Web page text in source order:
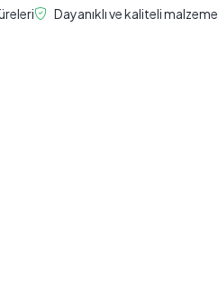
Dayanıklı ve kaliteli malzeme